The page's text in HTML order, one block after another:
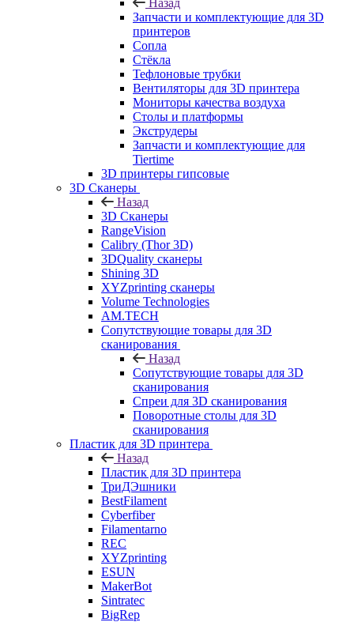
Назад
Запчасти и комплектующие для 3D
принтеров
Сопла
Cтёкла
Тефлоновые трубки
Вентиляторы для 3D принтера
Мониторы качества воздуха
Столы и платформы
Экструдеры
Запчасти и комплектующие для
Tiertime
3D принтеры гипсовые
3D Сканеры
Назад
3D Сканеры
RangeVision
Calibry (Thor 3D)
3DQuality сканеры
Shining 3D
XYZprinting сканеры
Volume Technologies
AM.TECH
Сопутствующие товары для 3D
сканирования
Назад
Сопутствующие товары для 3D
сканирования
Спреи для 3D сканирования
Поворотные столы для 3D
сканирования
Пластик для 3D принтера
Назад
Пластик для 3D принтера
ТриДЭшники
BestFilament
Cyberfiber
Filamentarno
REC
XYZprinting
ESUN
MakerBot
Sintratec
BigRep